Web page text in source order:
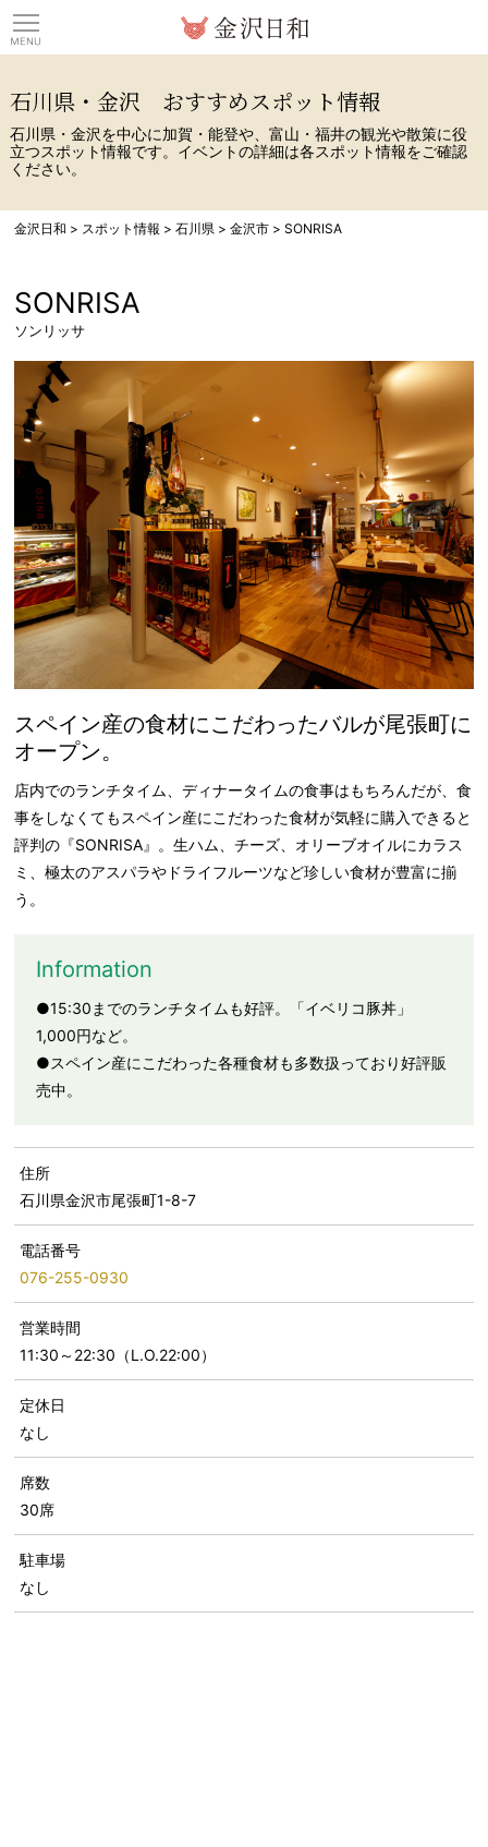
石川県・金沢 おすすめスポット情報
石川県・金沢を中心に加賀・能登や、富山・福井の観光や散策に役
立つスポット情報です。イベントの詳細は各スポット情報をご確認
ください。
金沢日和 > スポット情報 >石川県 >金沢市 >SONRISA
SONRISA
ソンリッサ
スペイン産の食材にこだわったバルが尾張町に
オープン。
店内でのランチタイム、ディナータイムの食事はもちろんだが、食
事をしなくてもスペイン産にこだわった食材が気軽に購入できると
評判の『SONRISA』。生ハム、チーズ、オリーブオイルにカラス
ミ、極太のアスパラやドライフルーツなど珍しい食材が豊富に揃
う。
Information
●15:30までのランチタイムも好評。「イベリコ豚丼」
1,000円など。
●スペイン産にこだわった各種食材も多数扱っており好評販
売中。
住所
石川県金沢市尾張町1-8-7
電話番号
076-255-0930
営業時間
11:30～22:30（L.O.22:00）
定休日
なし
席数
30席
駐車場
なし